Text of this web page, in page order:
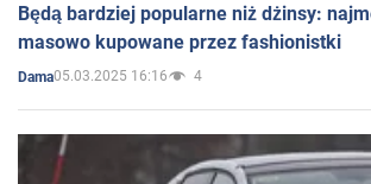
Będą bardziej popularne niż dżinsy:
masowo kupowane przez fashionistki
Dama05.03.2025 16:16 4